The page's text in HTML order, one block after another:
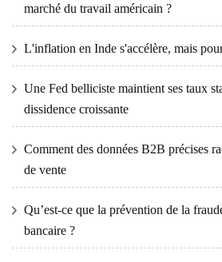
marché du travail américain ?
L'inflation en Inde s'accélère, mais
Une Fed belliciste maintient ses taux
dissidence croissante
Comment des données B2B précises
de vente
Qu’est-ce que la prévention de la
bancaire ?